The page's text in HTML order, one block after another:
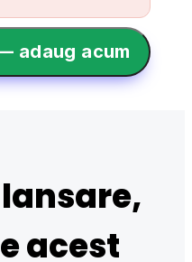
adaug acum
acest